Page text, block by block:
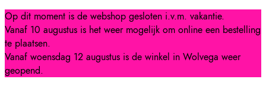
Op dit moment is de webshop gesloten i.v.m. vakantie.
Vanaf 10 augustus is het weer mogelijk om online een bestelling
te plaatsen.
Vanaf woensdag 12 augustus is de winkel in Wolvega weer
geopend.